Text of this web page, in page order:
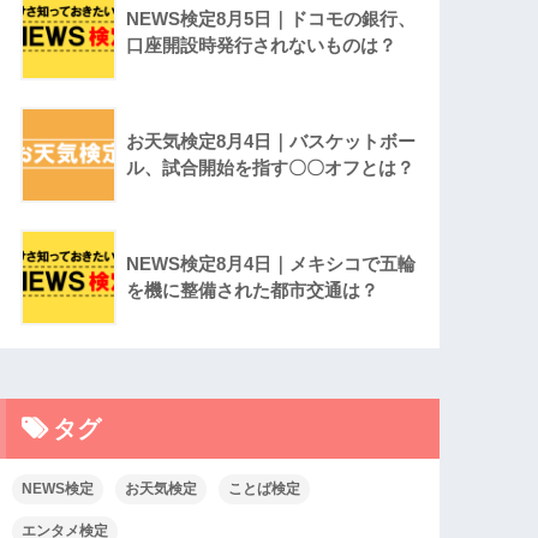
NEWS検定8月5日｜ドコモの銀行、
口座開設時発行されないものは？
お天気検定8月4日｜バスケットボー
ル、試合開始を指す〇〇オフとは？
NEWS検定8月4日｜メキシコで五輪
を機に整備された都市交通は？
タグ
NEWS検定 お天気検定 ことば検定
エンタメ検定